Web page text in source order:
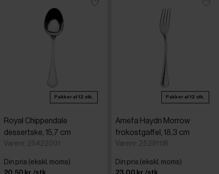
Pakker af 12 stk.
Royal Chippendale
dessertske, 15,7 cm
Varenr: 25422001
Din pris (ekskl. moms)
Pakker af 12 stk.
Amefa Haydn Morrow
frokostgaffel, 18,3 cm
Varenr: 25291118
Din pris (ekskl. moms)